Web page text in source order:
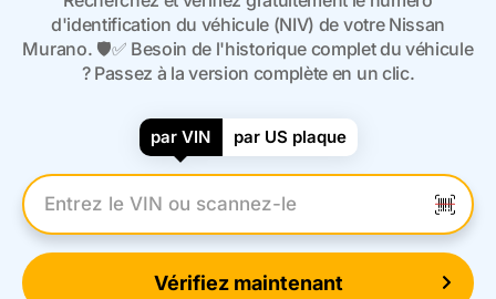
d'identification du véhicule (NIV) de votre Nissan
Murano. 🛡️✅ Besoin de l'historique complet du véhicule
? Passez à la version complète en un clic.
par VIN par US plaque
Entrez le numéro VIN
Vérifiez maintenant